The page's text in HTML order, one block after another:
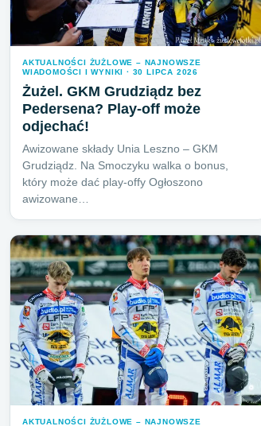
AKTUALNOŚCI ŻUŻLOWE – NAJNOWSZE
WIADOMOŚCI I WYNIKI · 30 LIPCA 2026
Żużel. GKM Grudziądz bez
Pedersena? Play-off może
odjechać!
Awizowane składy Unia Leszno – GKM
Grudziądz. Na Smoczyku walka o bonus,
który może dać play-offy Ogłoszono
awizowane…
AKTUALNOŚCI ŻUŻLOWE – NAJNOWSZE